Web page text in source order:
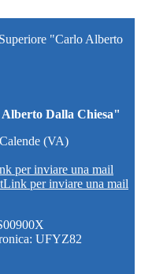
"Carlo Alberto
Dalla Chiesa"
(VA)
per inviare una mail
Link per inviare una mail
UFYZ82